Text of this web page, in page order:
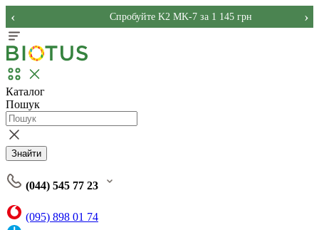
Спробуйте K2 MK-7 за 1 145 грн
‹ ›
Каталог
Пошук
Знайти
(044) 545 77 23
(095) 898 01 74